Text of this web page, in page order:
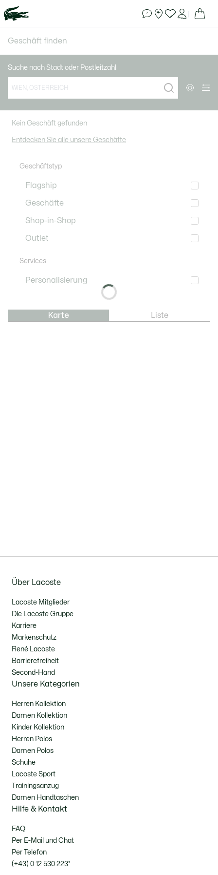
Damen
Entdecken
Geschäft finden
Suche nach Stadt oder Postleitzahl
Search.
Kein Geschäft gefunden
Entdecken Sie alle unsere Geschäfte
Geschäftstyp
Flagship
Geschäfte
Shop-in-Shop
Outlet
Services
Personalisierung
Karte Liste
Über Lacoste
Lacoste Mitglieder
Die Lacoste Gruppe
Karriere
Markenschutz
René Lacoste
Barrierefreiheit
Second-Hand
Unsere Kategorien
Herren Kollektion
Damen Kollektion
Kinder Kollektion
Herren Polos
Damen Polos
Schuhe
Lacoste Sport
Trainingsanzug
Damen Handtaschen
Hilfe & Kontakt
FAQ
Per E-Mail und Chat
Per Telefon
(+43) 0 12 530 223*